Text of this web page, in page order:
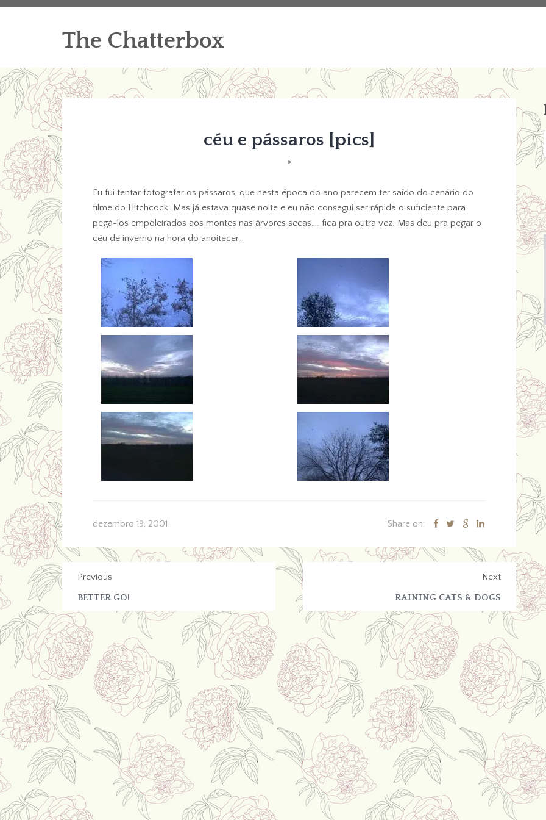
The Chatterbox
céu e pássaros [pics]
*
Eu fui tentar fotografar os pássaros, que nesta época do ano parecem ter saído do cenário do
filme do Hitchcock. Mas já estava quase noite e eu não consegui ser rápida o suficiente para
pegá-los empoleirados aos montes nas árvores secas…. fica pra outra vez. Mas deu pra pegar o
céu de inverno na hora do anoitecer…
dezembro 19, 2001 Share on:
Previous
BETTER GO!
Next
RAINING CATS & DOGS